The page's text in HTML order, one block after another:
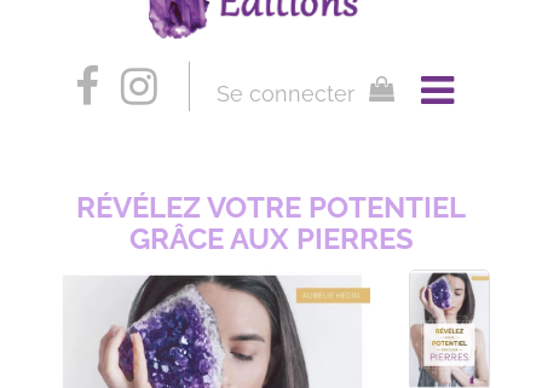
Se connecter
RÉVÉLEZ VOTRE POTENTIEL
GRÂCE AUX PIERRES